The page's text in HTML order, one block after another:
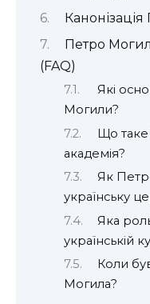
Петро
(FAQ)
Які
Могили?
Що
академія?
Як
українську
Яка
українській
Коли
Могила?